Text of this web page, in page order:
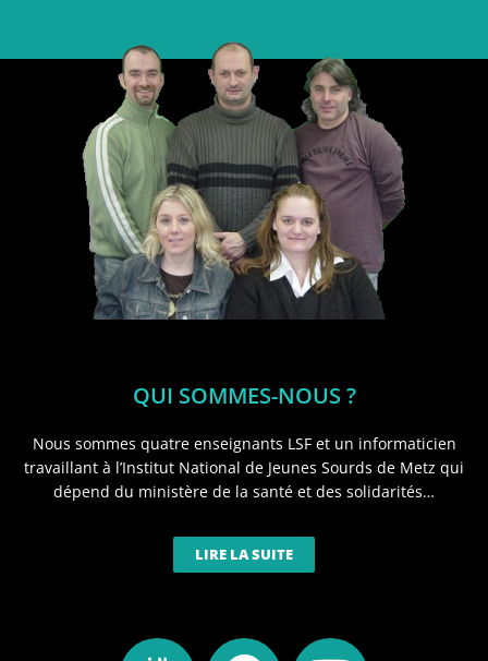
QUI SOMMES-NOUS ?
Nous sommes quatre enseignants LSF et un informaticien
travaillant à l’Institut National de Jeunes Sourds de Metz qui
dépend du ministère de la santé et des solidarités…
LIRE LA SUITE